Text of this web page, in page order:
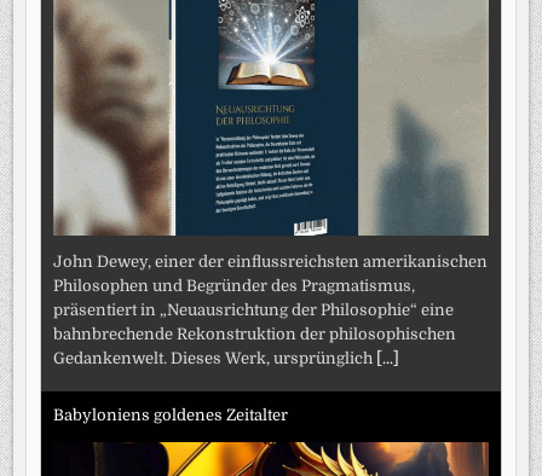
John Dewey, einer der einflussreichsten amerikanischen
Philosophen und Begründer des Pragmatismus,
präsentiert in „Neuausrichtung der Philosophie“ eine
bahnbrechende Rekonstruktion der philosophischen
Gedankenwelt. Dieses Werk, ursprünglich [...]
Babyloniens goldenes Zeitalter